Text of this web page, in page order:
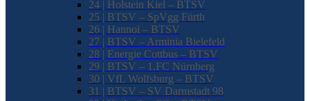
24 | Holstein Kiel – BTSV
25 | BTSV – SpVgg Fürth
26 | Hannoi – BTSV
27 | BTSV – Arminia Bielefeld
28 | Energie Cottbus – BTSV
29 | BTSV – 1.FC Nürnberg
30 | VfL Wolfsburg – BTSV
31 | BTSV – SV Darmstadt 98